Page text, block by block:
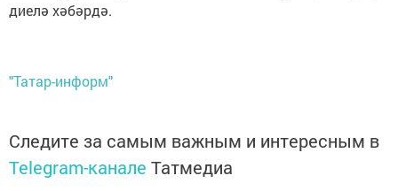
диелә хәбәрдә.
"Татар-информ"
Следите за самым важным и интересным в
Telegram-канале Татмедиа